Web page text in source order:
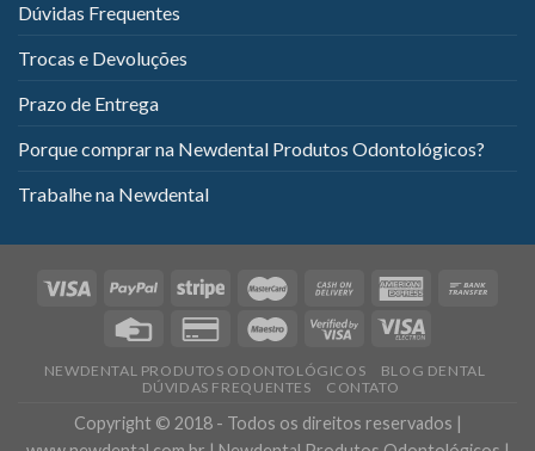
Dúvidas Frequentes
Trocas e Devoluções
Prazo de Entrega
Porque comprar na Newdental Produtos Odontológicos?
Trabalhe na Newdental
NEWDENTAL PRODUTOS ODONTOLÓGICOS
BLOG DENTAL
DÚVIDAS FREQUENTES
CONTATO
Copyright © 2018 - Todos os direitos reservados |